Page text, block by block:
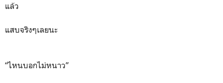
แล้ว
แสบจริงๆเลยนะ
“ไหนบอกไม่หนาว”